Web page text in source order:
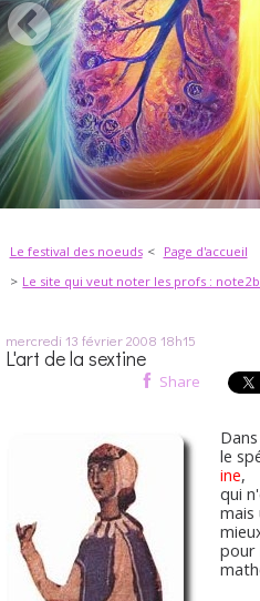
Le festival des noeuds
Page d'accueil
Le site qui veut noter les profs :
mercredi 13 février 2008 18h15
L'art de la sextine
Share
le
ine,
qui
mais
pour